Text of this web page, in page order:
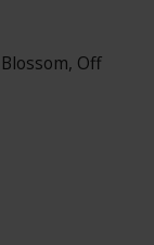
Off